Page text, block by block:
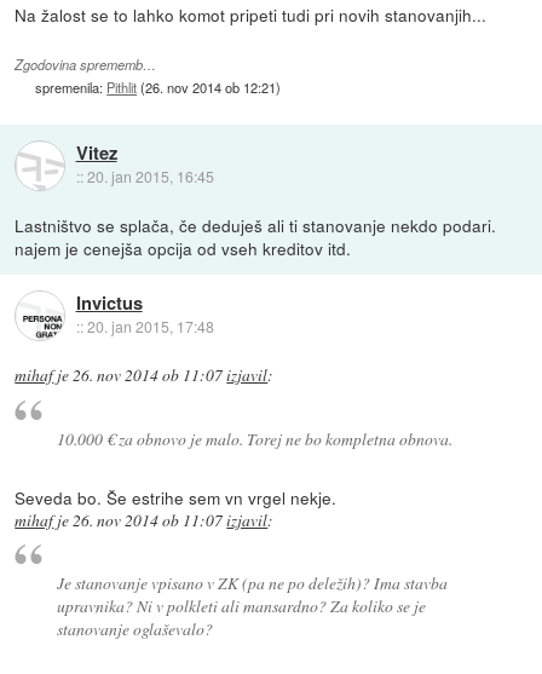
Na žalost se to lahko komot pripeti tudi pri novih stanovanjih...
Zgodovina sprememb…
spremenila: Pithlit(26. nov 2014 ob 12:21)
Vitez
::20. jan 2015, 16:45
Lastništvo se splača, če deduješ ali ti stanovanje nekdo podari.
najem je cenejša opcija od vseh kreditov itd.
Invictus
::20. jan 2015, 17:48
mihafje26. nov 2014 ob 11:07izjavil:
10.000 € za obnovo je malo. Torej ne bo kompletna obnova.
Seveda bo. Še estrihe sem vn vrgel nekje.
mihafje 26. nov 2014 ob 11:07izjavil:
Je stanovanje vpisano v ZK (pa ne po deležih)? Ima stavba
upravnika? Ni v polkleti ali mansardno? Za koliko se je
stanovanje oglaševalo?